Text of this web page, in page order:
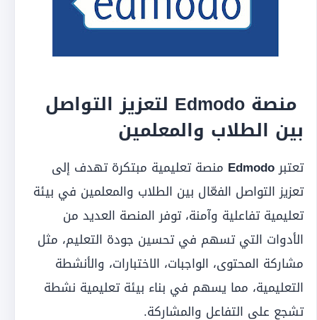
منصة Edmodo لتعزيز التواصل
بين الطلاب والمعلمين
تعتبرEdmodo منصة تعليمية مبتكرة تهدف إلى
تعزيز التواصل الفعّال بين الطلاب والمعلمين في بيئة
تعليمية تفاعلية وآمنة، توفر المنصة العديد من
الأدوات التي تسهم في تحسين جودة التعليم، مثل
مشاركة المحتوى، الواجبات، الاختبارات، والأنشطة
التعليمية، مما يسهم في بناء بيئة تعليمية نشطة
تشجع على التفاعل والمشاركة.